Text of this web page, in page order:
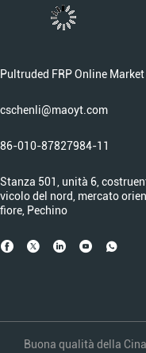
Pultruded FRP Online Market
cschenli@maoyt.com
86-010-87827984-11
Stanza 501, unità 6,
vicolo del nord, mercato
fiore, Pechino
Buona qualità della